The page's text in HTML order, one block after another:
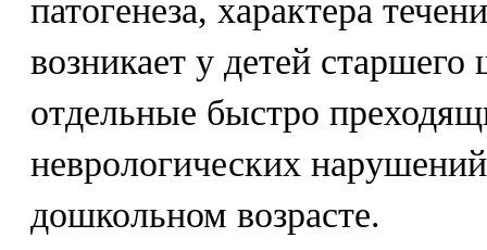
патогенеза, характера
возникает у детей старшего
отдельные быстро
неврологических
дошкольном возрасте.